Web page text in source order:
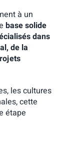
à un
base solide
dans
de la
les cultures
cette
étape